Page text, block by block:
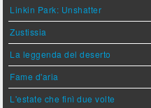
Linkin Park: Unshatter
Zustissia
La leggenda del deserto
Fame d'aria
L'estate che finì due volte